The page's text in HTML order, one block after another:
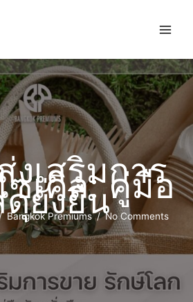
เสริมการ
ซเคิล: คู่มือ
ยั่งยืน
Bangkok Premiums/No Comments